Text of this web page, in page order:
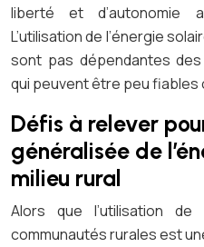
liberté et d’autonomie
L’utilisation de l’énergie
sont pas dépendantes
qui peuvent être peu fiables
Défis à relever
généralisée de
milieu rural
Alors que l’utilisation de
communautés rurales est